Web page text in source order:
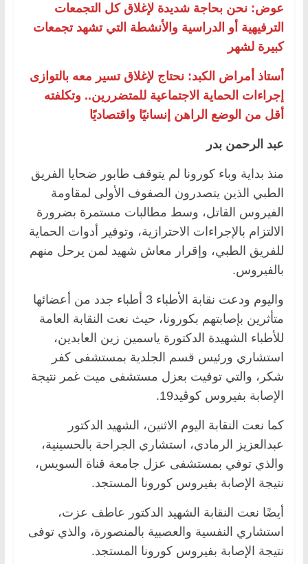
عوض: نحن بحاجة شديدة لإغلاق كل التجمعات
الترفيهية أو الدراسية والأنشطة التي تشهد تجمعات
كبيرة لشهر
أستاذ أمراض الكبد: نحتاج لإغلاق تسير معه بالتوازى
إجراءات الحماية الاجتماعية للمتضررين.. وتكلفته
أقل من الوضع الراهن إنسانيًا واقتصاديًا
عبد الرحمن بدر
منذ بداية وباء كورونا لم يتوقف طابور ضحايا الفريق
الطبي الذين يتصدرون الصفوف الأولى لمقاومة
الفيروس القاتل، وسط مطالبات مستمرة بضرورة
الالتزام بالإجراءات الاحترازية، وتوفير أدوات الحماية
للفريق الطبي، وإقرار معاش شهيد لمن يرحل منهم
بالفيروس.
واليوم ودعت نقابة الأطباء 3 أطباء جدد من أعضائها
متأثرين بإصابتهم بكورونا، حيث نعت النقابة العامة
للأطباء الشهيدة الدكتورة ياسمين زين العابدين،
استشاري ورئيس قسم الجلدية بمستشفى كفر
شكر، والتي توفيت بعزل مستشفى ميت غمر نتيجة
الإصابة بفيروس كوڤيد19.
كما نعت النقابة اليوم الاثنين، الشهيد الدكتور
عبدالعزيز الرمادي، استشاري الجراحة بالحسينية،
والذي توفي بمستشفى عزل جامعة قناة السويس،
نتيجة الإصابة بفيروس كورونا المستجد.
أيضًا نعت النقابة الشهيد الدكتور عاطف عزت،
استشاري النفسية والعصبية بالمنصورة، والذي توفى
نتيجة الإصابة بفيروس كورونا المستجد.